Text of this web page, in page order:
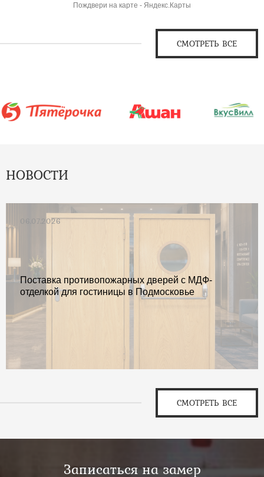
Пождвери на карте - Яндекс.Карты
СМОТРЕТЬ ВСЕ
НОВОСТИ
06.07.2026
Поставка противопожарных дверей с МДФ-
отделкой для гостиницы в Подмосковье
СМОТРЕТЬ ВСЕ
Записаться на замер